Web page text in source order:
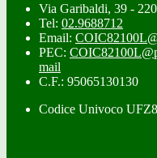
Via Garibaldi, 39 -
Tel: 02.9688712
Email:
PEC:
mail
C.F.: 95065130130
Codice Univoco